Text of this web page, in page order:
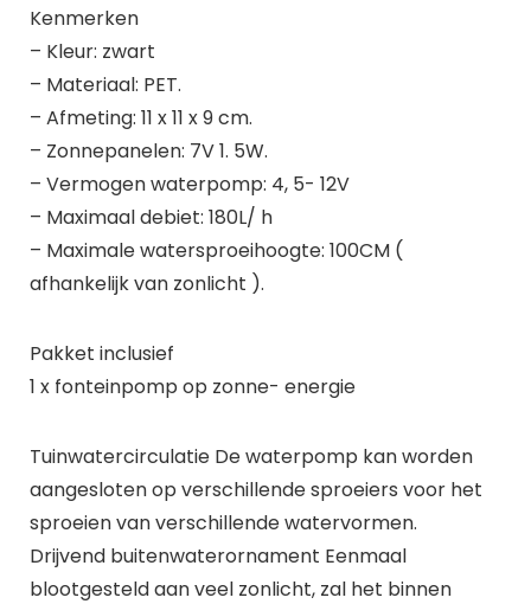
Kenmerken
– Kleur: zwart
– Materiaal: PET.
– Afmeting: 11 x 11 x 9 cm.
– Zonnepanelen: 7V 1. 5W.
– Vermogen waterpomp: 4, 5- 12V
– Maximaal debiet: 180L/ h
– Maximale watersproeihoogte: 100CM (
afhankelijk van zonlicht ).
Pakket inclusief
1 x fonteinpomp op zonne- energie
Tuinwatercirculatie De waterpomp kan worden
aangesloten op verschillende sproeiers voor het
sproeien van verschillende watervormen.
Drijvend buitenwaterornament Eenmaal
blootgesteld aan veel zonlicht, zal het binnen